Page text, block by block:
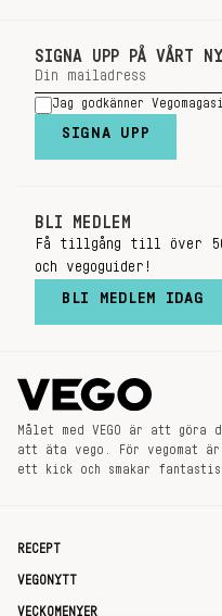
SIGNA UPP PÅ VÅRT
Jag godkänner
SIGNA UPP
BLI MEDLEM
Få tillgång till över
och vegoguider!
BLI MEDLEM IDAG
Målet med VEGO är att
att äta vego. För vegomat
ett kick och smakar
RECEPT
VEGONYTT
VECKOMENYER